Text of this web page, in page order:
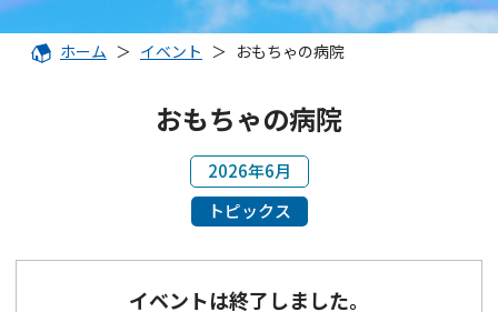
ホーム ＞ イベント ＞ おもちゃの病院
おもちゃの病院
2026年6月
トピックス
イベントは終了しました。